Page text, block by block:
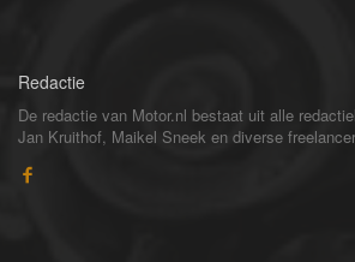
Redactie
De redactie van Motor.nl bestaat uit alle
Jan Kruithof, Maikel Sneek en diverse